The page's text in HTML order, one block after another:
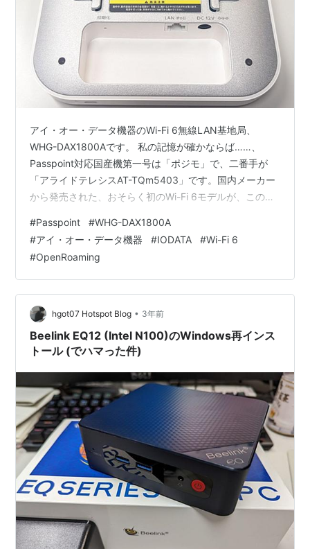
アイ・オー・データ機器のWi-Fi 6無線LAN基地局、
WHG-DAX1800Aです。 私の記憶が確かならば……、
Passpoint対応国産機第一号は「ポジモ」で、二番手が
「アライドテレシスAT-TQm5403」です。国内メーカー
から発売された、おそらく初のWi-Fi 6モデルが、この
ら続々とPasspoint対応機が登場するなかで、国内で有名
どころの基地局メーカーからは、さっぱり出てきません
でした。執筆時点でもまだ動きのないメーカーが多数あ
りますが…… OpenRoamingが2020年に登場して、Wi-Fi
6かつP…
#Passpoint #WHG-DAX1800A
#アイ・オー・データ機器 #IODATA #Wi-Fi 6
#OpenRoaming
hgot07 Hotspot Blog • 3年前
Beelink EQ12 (Intel N100)のWindows再インス
トール (でハマった件)